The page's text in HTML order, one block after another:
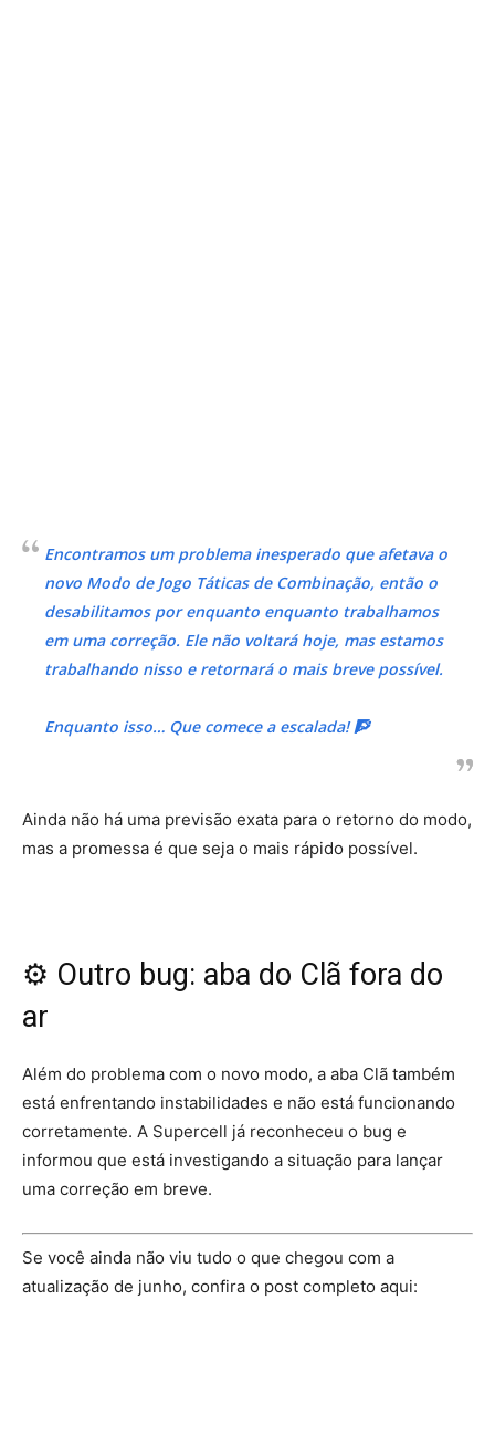
Encontramos um problema inesperado que afetava o
novo Modo de Jogo Táticas de Combinação, então o
desabilitamos por enquanto enquanto trabalhamos
em uma correção. Ele não voltará hoje, mas estamos
trabalhando nisso e retornará o mais breve possível.
Enquanto isso… Que comece a escalada! 🧗
Ainda não há uma previsão exata para o retorno do modo,
mas a promessa é que seja o mais rápido possível.
⚙️ Outro bug: aba do Clã fora do
ar
Além do problema com o novo modo, a aba Clã também
está enfrentando instabilidades e não está funcionando
corretamente. A Supercell já reconheceu o bug e
informou que está investigando a situação para lançar
uma correção em breve.
Se você ainda não viu tudo o que chegou com a
atualização de junho, confira o post completo aqui: